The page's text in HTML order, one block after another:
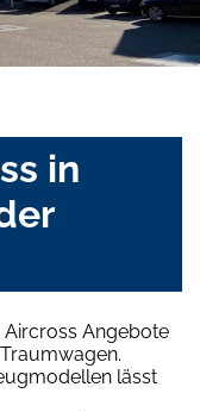
in
Aircross Angebote
lässt